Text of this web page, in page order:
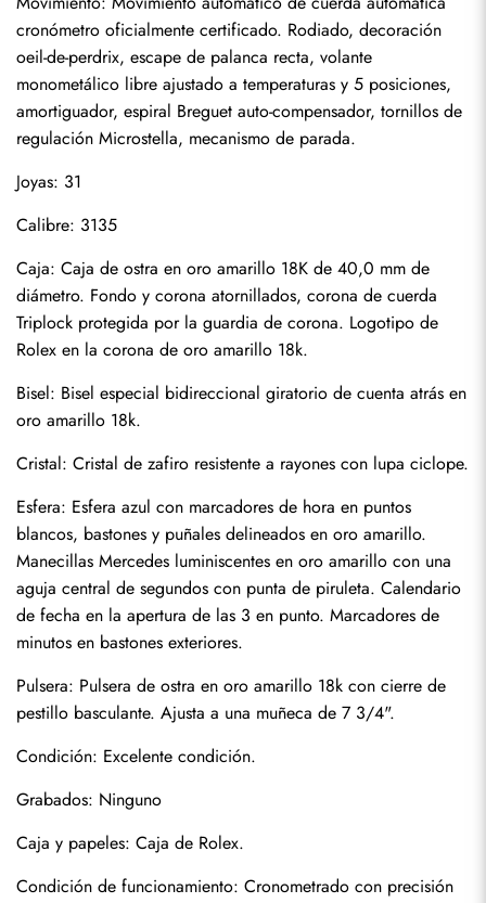
cronómetro oficialmente certificado. Rodiado, decoración
oeil-de-perdrix, escape de palanca recta, volante
monometálico libre ajustado a temperaturas y 5 posiciones,
amortiguador, espiral Breguet auto-compensador, tornillos de
regulación Microstella, mecanismo de parada.
Joyas: 31
Calibre: 3135
Caja: Caja de ostra en oro amarillo 18K de 40,0 mm de
diámetro. Fondo y corona atornillados, corona de cuerda
Triplock protegida por la guardia de corona. Logotipo de
Rolex en la corona de oro amarillo 18k.
Bisel: Bisel especial bidireccional giratorio de cuenta atrás en
oro amarillo 18k.
Cristal: Cristal de zafiro resistente a rayones con lupa ciclope.
Esfera: Esfera azul con marcadores de hora en puntos
blancos, bastones y puñales delineados en oro amarillo.
Manecillas Mercedes luminiscentes en oro amarillo con una
aguja central de segundos con punta de piruleta. Calendario
de fecha en la apertura de las 3 en punto. Marcadores de
minutos en bastones exteriores.
Pulsera: Pulsera de ostra en oro amarillo 18k con cierre de
pestillo basculante. Ajusta a una muñeca de 7 3/4".
Condición: Excelente condición.
Grabados: Ninguno
Caja y papeles: Caja de Rolex.
Condición de funcionamiento: Cronometrado con precisión
Enviar